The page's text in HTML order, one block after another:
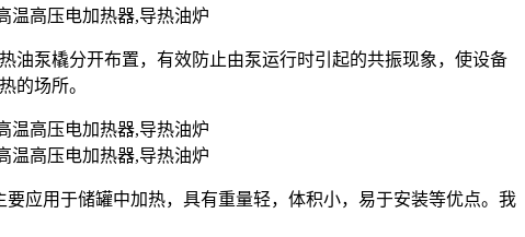
油泵橇分开布置，有效防止由泵运行时引起的共振现象，使设备
的场所。
应用于储罐中加热，具有重量轻，体积小，易于安装等优点。我